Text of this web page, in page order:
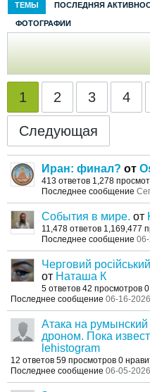
ТЕМЫ ПОСЛЕДНЯЯ
ФОТОГРАФИИ
1 2 3 4
Следующая
Иран: финал? от
413 ответов 1,278
Последнее сообщение
События в мире. от
11,478 ответов 1,169,477
Последнее сообщение
Черговий
от Наташа К
5 ответов 42 просмотров
Последнее сообщение 06-16-
Атака на румынский
дроном. Пока
lehistogram
12 ответов 59 просмотров 0
Последнее сообщение 06-05-